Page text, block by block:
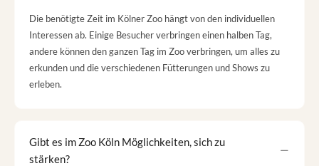
Die benötigte Zeit im Kölner Zoo hängt von den individuellen
Interessen ab. Einige Besucher verbringen einen halben Tag,
andere können den ganzen Tag im Zoo verbringen, um alles zu
erkunden und die verschiedenen Fütterungen und Shows zu
erleben.
Gibt es im Zoo Köln Möglichkeiten, sich zu
stärken?